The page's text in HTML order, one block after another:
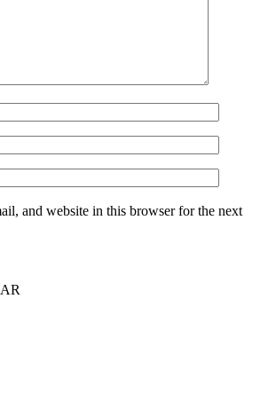
and website in this browser for the next